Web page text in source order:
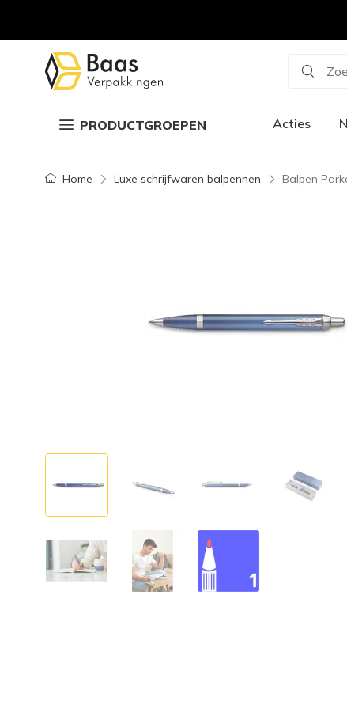
PRODUCTGROEPEN Acties
Home Luxe schrijfwaren balpennen Balpen